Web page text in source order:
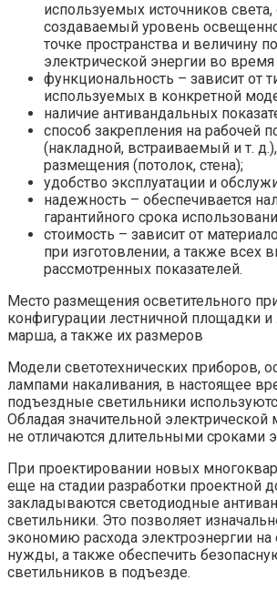
используемых источников
создаваемый уровень
точке пространства и величину
электрической энергии во
функциональность – зависит от
используемых в конкретной
наличие антивандальных
способ закрепления на рабочей
(накладной, встраиваемый и т.
размещения (потолок, стена);
удобство эксплуатации и
надежность – обеспечивается
гарантийного срока
стоимость – зависит от
при изготовлении, а также всех
рассмотренных показателей.
Место размещения осветительного
конфигурации лестничной площадки и
марша, а также их размеров
Модели светотехнических приборов,
лампами накаливания, в настоящее
подъездные светильники
Обладая значительной
не отличаются длительными сроками
При проектировании новых
еще на стадии разработки проектной
закладываются светодиодные
светильники. Это позволяет
экономию расхода электроэнергии
нужды, а также обеспечить
светильников в подъезде.